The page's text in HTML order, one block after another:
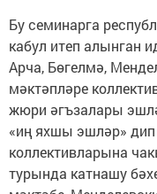
Бу семинарга
кабул итеп алынган
Арча, Бөгелмә,
мәктәпләре
жюри әгъзалары
«иң яхшы эшләр»
коллективларына
турында катнашу